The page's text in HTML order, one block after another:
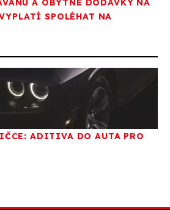
A OBYTNÉ DODÁVKY NA
SPOLÉHAT NA
ADITIVA DO AUTA PRO